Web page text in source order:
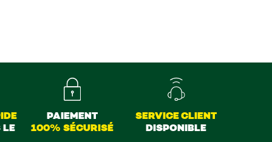
LE
PAIEMENT
100% SÉCURISÉ
SERVICE CLIENT
DISPONIBLE